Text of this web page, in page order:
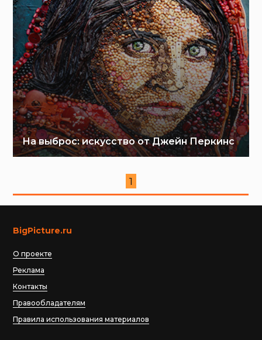
На выброс: искусство от Джейн Перкинс
1
BigPicture.ru
О проекте
Реклама
Контакты
Правообладателям
Правила использования материалов